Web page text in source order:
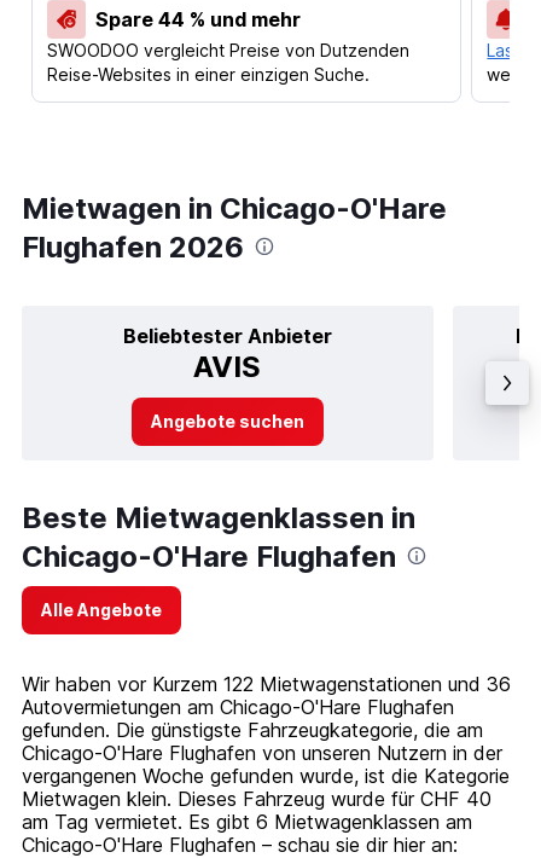
Spare 44 % und mehr
SWOODOO vergleicht Preise von Dutzenden
Reise-Websites in einer einzigen Suche.
Lass
Mietwagen in Chicago-O'Hare
Flughafen 2026
Beliebtester Anbieter
AVIS
Angebote suchen
Beste Mietwagenklassen in
Chicago-O'Hare Flughafen
Alle Angebote
Wir haben vor Kurzem 122 Mietwagenstationen und 36
Autovermietungen am Chicago-O'Hare Flughafen
gefunden. Die günstigste Fahrzeugkategorie, die am
Chicago-O'Hare Flughafen von unseren Nutzern in der
vergangenen Woche gefunden wurde, ist die Kategorie
Mietwagen klein. Dieses Fahrzeug wurde für CHF 40
am Tag vermietet. Es gibt 6 Mietwagenklassen am
Chicago-O'Hare Flughafen – schau sie dir hier an: